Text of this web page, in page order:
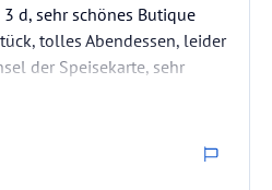
d, sehr schönes Butique
tolles Abendessen, leider
der Speisekarte, sehr